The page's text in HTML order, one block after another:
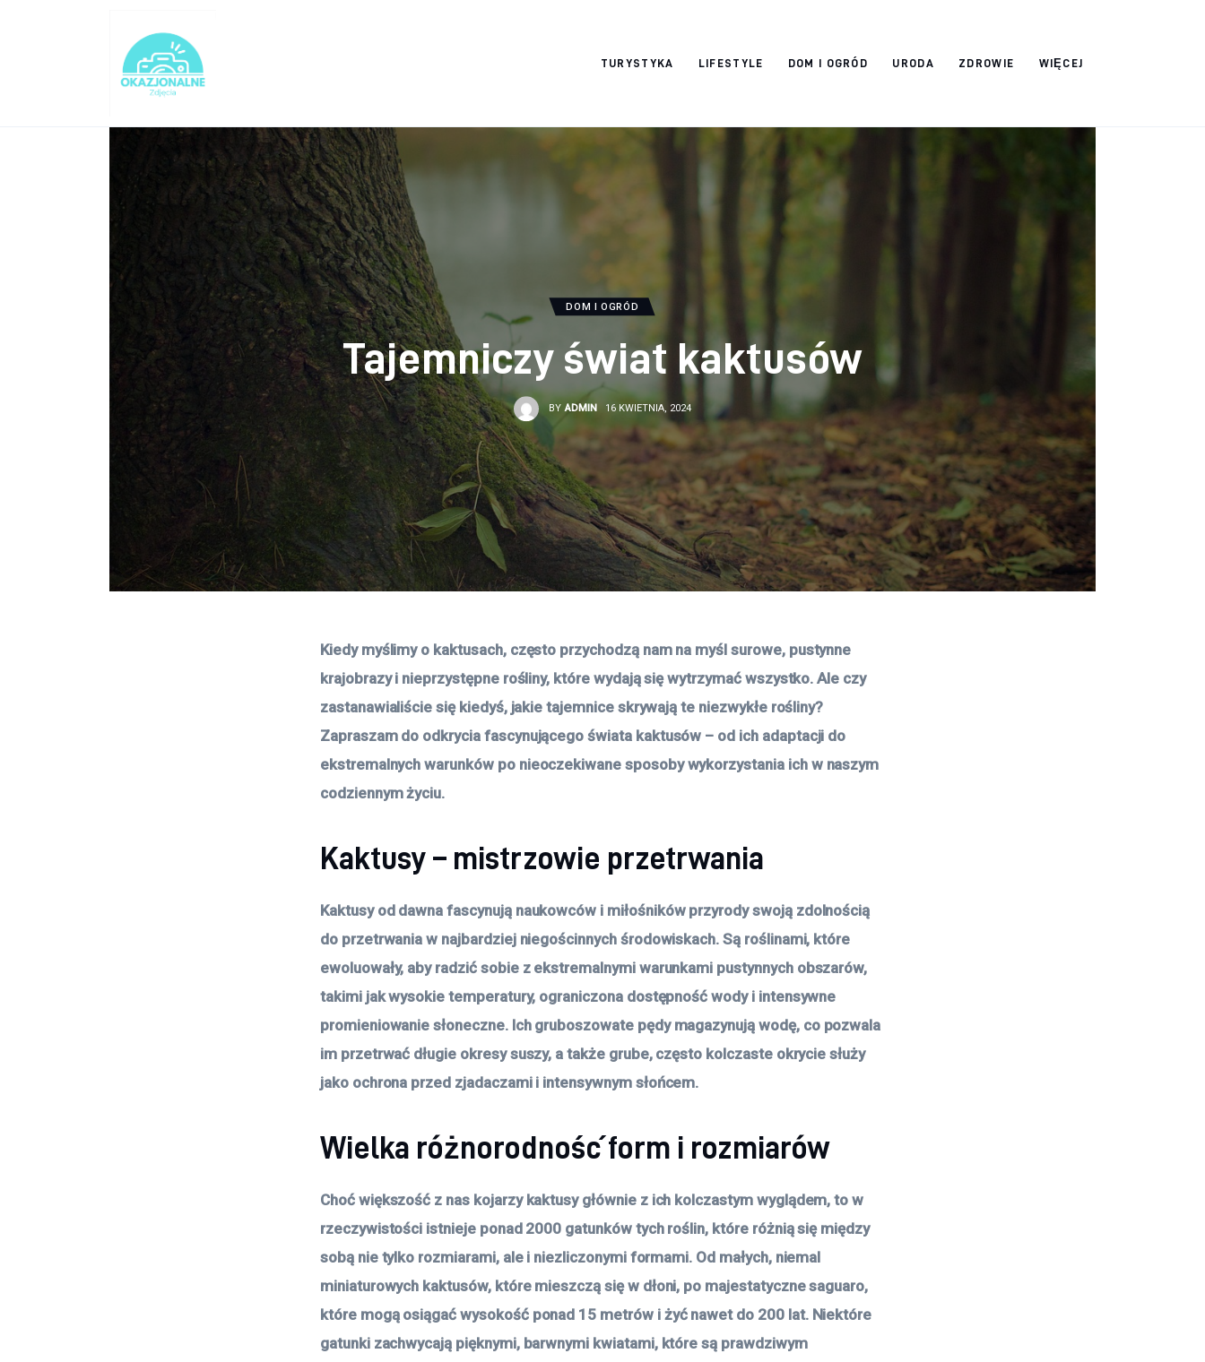
TURYSTYKA LIFESTYLE DOM I OGRÓD URODA ZDROWIE WIĘCEJ
okazjonalne-
DOM I OGRÓD
Tajemniczy świat kaktusów
BY ADMIN 16 KWIETNIA, 2024
Kiedy myślimy o kaktusach, często przychodzą nam na myśl surowe, pustynne
krajobrazy i nieprzystępne rośliny, które wydają się wytrzymać wszystko. Ale czy
zastanawialiście się kiedyś, jakie tajemnice skrywają te niezwykłe rośliny?
Zapraszam do odkrycia fascynującego świata kaktusów – od ich adaptacji do
ekstremalnych warunków po nieoczekiwane sposoby wykorzystania ich w naszym
codziennym życiu.
Kaktusy – mistrzowie przetrwania
Kaktusy od dawna fascynują naukowców i miłośników przyrody swoją zdolnością
do przetrwania w najbardziej niegościnnych środowiskach. Są roślinami, które
ewoluowały, aby radzić sobie z ekstremalnymi warunkami pustynnych obszarów,
takimi jak wysokie temperatury, ograniczona dostępność wody i intensywne
promieniowanie słoneczne. Ich gruboszowate pędy magazynują wodę, co pozwala
im przetrwać długie okresy suszy, a także grube, często kolczaste okrycie służy
jako ochrona przed zjadaczami i intensywnym słońcem.
Wielka różnorodność form i rozmiarów
Choć większość z nas kojarzy kaktusy głównie z ich kolczastym wyglądem, to w
rzeczywistości istnieje ponad 2000 gatunków tych roślin, które różnią się między
sobą nie tylko rozmiarami, ale i niezliczonymi formami. Od małych, niemal
miniaturowych kaktusów, które mieszczą się w dłoni, po majestatyczne saguaro,
które mogą osiągać wysokość ponad 15 metrów i żyć nawet do 200 lat. Niektóre
gatunki zachwycają pięknymi, barwnymi kwiatami, które są prawdziwym